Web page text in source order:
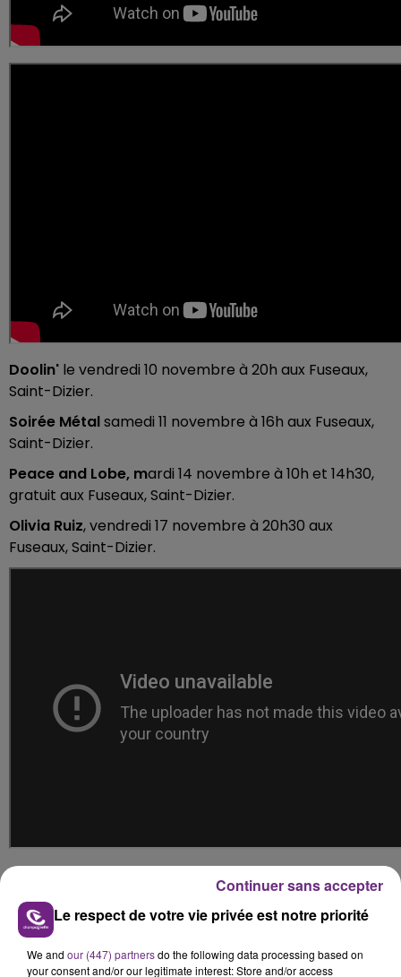
Doolin' le vendredi 10 novembre à 20h aux Fuseaux,
Saint-Dizier.
Soirée Métalsamedi 11 novembre à 16h aux Fuseaux,
Saint-Dizier.
Peace and Lobe, mardi 14 novembre à 10h et 14h30,
gratuit aux Fuseaux, Saint-Dizier.
Olivia Ruiz, vendredi 17 novembre à 20h30 aux
Fuseaux, Saint-Dizier.
Axel Bauer et Cheeky
L'Orange Bleue de Vitry-le-François.
Le respect de votre vie privée est notre priorité
We and our (447) partnersdo the following data processing based on
your consent and/or our legitimate interest: Store and/or access
Continuer sans accepter